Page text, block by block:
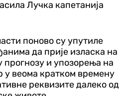
Лучка капетанија
поново су упутиле
да прије изласка на
и упозорења на
у веома кратком времену
реквизите далеко од